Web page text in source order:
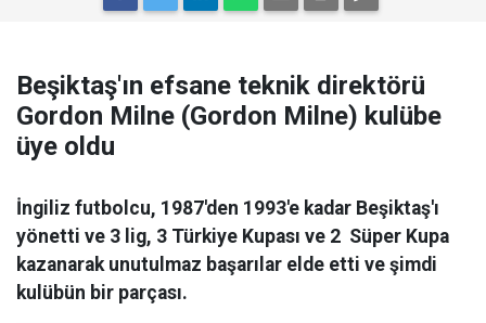
Beşiktaş'ın efsane teknik direktörü
Gordon Milne (Gordon Milne) kulübe
üye oldu
İngiliz futbolcu, 1987'den 1993'e kadar Beşiktaş'ı
yönetti ve 3 lig, 3 Türkiye Kupası ve 2 Süper Kupa
kazanarak unutulmaz başarılar elde etti ve şimdi
kulübün bir parçası.